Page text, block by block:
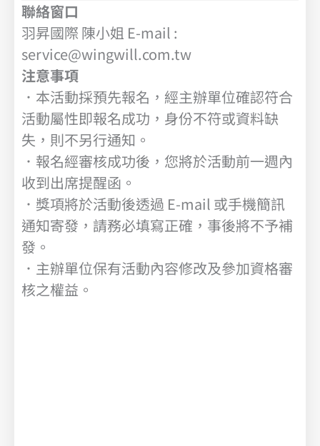
聯絡窗口
羽昇國際 陳小姐 E-mail :
service@wingwill.com.tw
注意事項
．本活動採預先報名，經主辦單位確認符合
活動屬性即報名成功，身份不符或資料缺
失，則不另行通知。
．報名經審核成功後，您將於活動前一週內
收到出席提醒函。
．獎項將於活動後透過 E-mail 或手機簡訊
通知寄發，請務必填寫正確，事後將不予補
發。
．主辦單位保有活動內容修改及參加資格審
核之權益。